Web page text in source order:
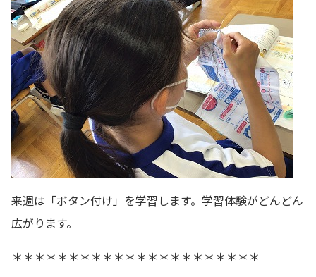
来週は「ボタン付け」を学習します。学習体験がどんどん
広がります。
＊＊＊＊＊＊＊＊＊＊＊＊＊＊＊＊＊＊＊＊＊＊